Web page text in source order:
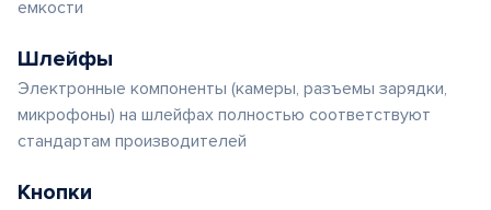
емкости
Шлейфы
Электронные компоненты (камеры, разъемы зарядки,
микрофоны) на шлейфах полностью соответствуют
стандартам производителей
Кнопки